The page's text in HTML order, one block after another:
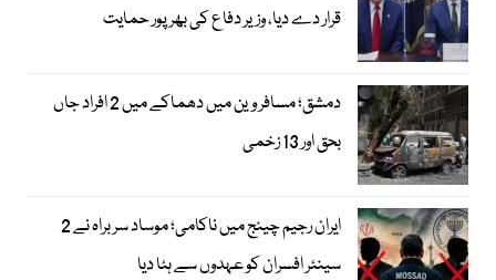
قرار دے دیا، وزیر دفاع کی بھرپور حمایت
دمشق؛ مسافر وین میں دھماکے میں 2 افراد جاں
بحق اور 13 زخمی
ایران رجیم چینج میں ناکامی؛ موساد سربراہ نے 2
سینئر افسران کو عہدوں سے ہٹا دیا